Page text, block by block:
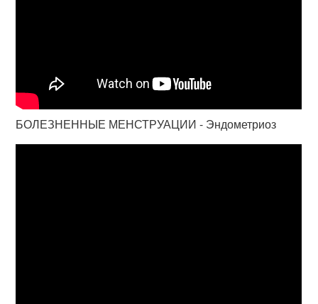
БОЛЕЗНЕННЫЕ МЕНСТРУАЦИИ - Эндометриоз